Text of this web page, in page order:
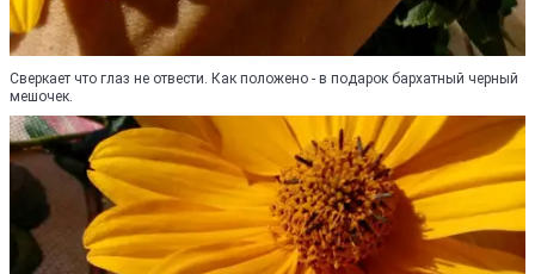
Сверкает что глаз не отвести. Как положено - в подарок бархатный черный
мешочек.